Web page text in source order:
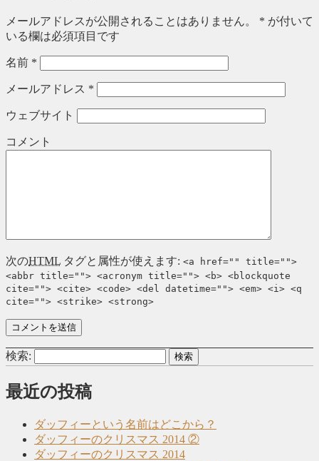
メールアドレスが公開されることはありません。 * が付いて
いる欄は必須項目です
名前 *
メールアドレス *
ウェブサイト
コメント
次のHTML タグと属性が使えます: <a href="" title="">
<abbr title=""> <acronym title=""> <b> <blockquote
cite=""> <cite> <code> <del datetime=""> <em> <i> <q
cite=""> <strike> <strong>
検索:
最近の投稿
ダッフィーという名前はどこから？
ダッフィーのクリスマス 2014 ②
ダッフィーのクリスマス 2014